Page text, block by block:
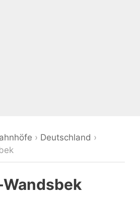
› Deutschland ›